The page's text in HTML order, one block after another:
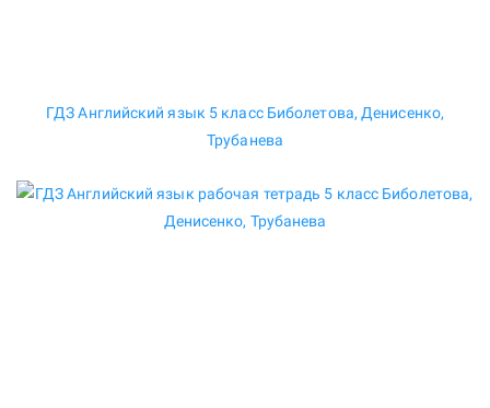
ГДЗ Английский язык 5 класс Биболетова, Денисенко,
Трубанева